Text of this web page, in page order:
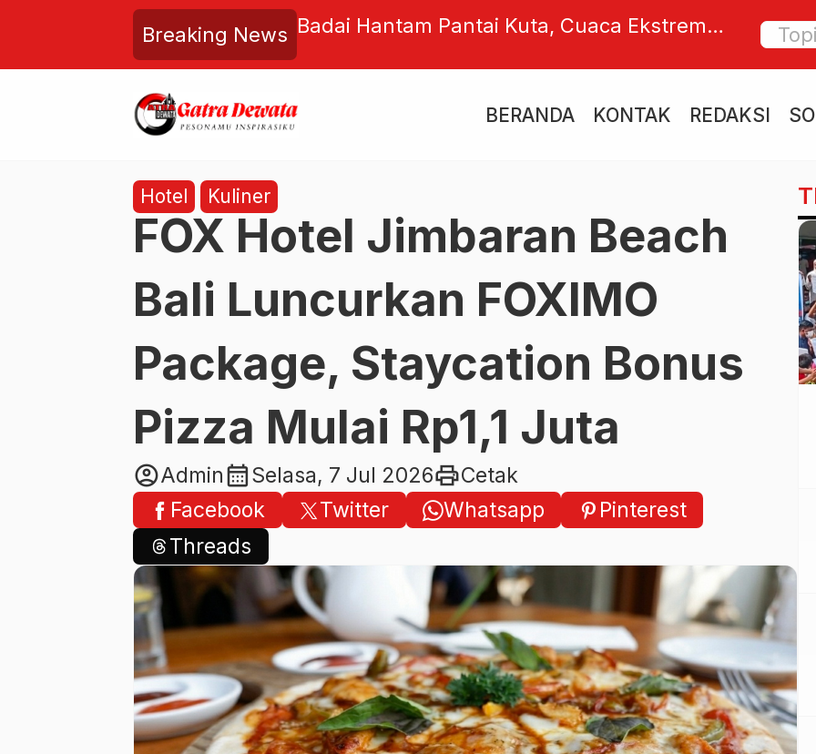
Breaking News
Kuta, Cuaca Ekstrem
Kuasa Hukum Nilai Replik JPU Penuh
FOX
BERANDA KONTAK REDAKSI
Hotel Kuliner
FOX Hotel Jimbaran Beach
Bali Luncurkan FOXIMO
Package, Staycation Bonus
Pizza Mulai Rp1,1 Juta
account_circleAdmincalendar_monthSelasa, 7 Jul 2026printCetak
Facebook
Twitter Whatsapp
Pinterest
Threads